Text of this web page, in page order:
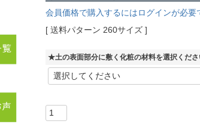
会員価格で購入するにはログインが必要
送料パターン 260サイズ
★土の表面部分に敷く化粧の材料を選択くださ